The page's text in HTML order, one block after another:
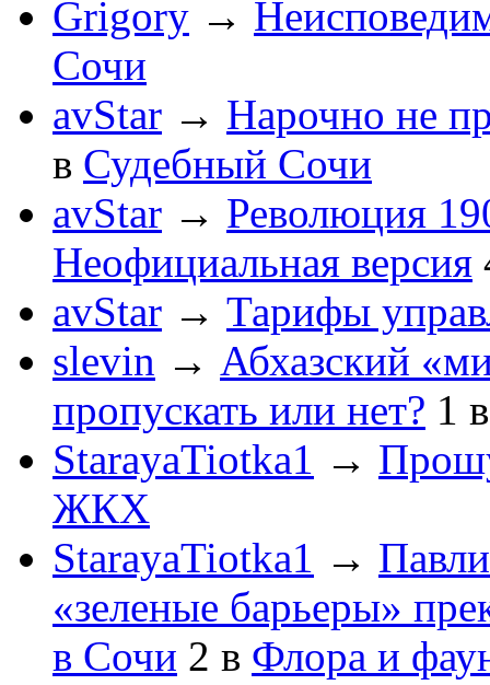
Grigory →
Сочи
avStar → Нарочно не
в Судебный Сочи
avStar → Революция
Неофициальная версия
avStar → Тарифы
slevin → Абхазский
пропускать или нет? 1
StarayaTiotka1 →
ЖКХ
StarayaTiotka1 →
«зеленые барьеры»
в Сочи 2 в Флора и